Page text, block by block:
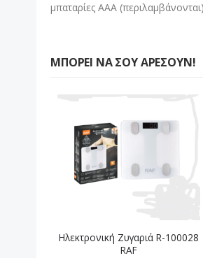
μπαταρίες ΑΑΑ (περιλαμβάνονται)
ΜΠΟΡΕΊ ΝΑ ΣΟΥ ΑΡΈΣΟΥΝ!
Ηλεκτρονική Ζυγαριά R-100028
RAF